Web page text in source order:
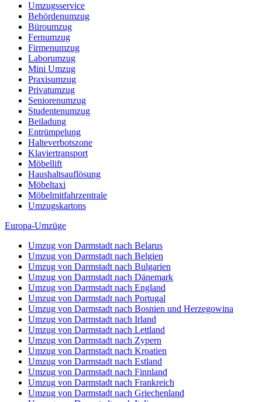
Umzugsservice
Behördenumzug
Büroumzug
Fernumzug
Firmenumzug
Laborumzug
Mini Umzug
Praxisumzug
Privatumzug
Seniorenumzug
Studentenumzug
Beiladung
Entrümpelung
Halteverbotszone
Klaviertransport
Möbellift
Haushaltsauflösung
Möbeltaxi
Möbelmitfahrzentrale
Umzugskartons
Europa-Umzüge
Umzug von Darmstadt nach Belarus
Umzug von Darmstadt nach Belgien
Umzug von Darmstadt nach Bulgarien
Umzug von Darmstadt nach Dänemark
Umzug von Darmstadt nach England
Umzug von Darmstadt nach Portugal
Umzug von Darmstadt nach Bosnien und Herzegowina
Umzug von Darmstadt nach Irland
Umzug von Darmstadt nach Lettland
Umzug von Darmstadt nach Zypern
Umzug von Darmstadt nach Kroatien
Umzug von Darmstadt nach Estland
Umzug von Darmstadt nach Finnland
Umzug von Darmstadt nach Frankreich
Umzug von Darmstadt nach Griechenland